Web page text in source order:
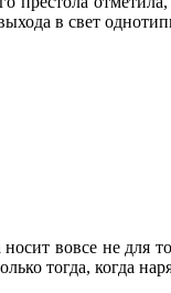
в свет
носит вовсе не для
тогда, когда